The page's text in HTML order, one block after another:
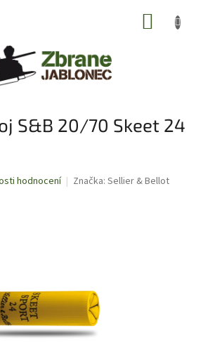
S&B 20/70 Skeet 24
hodnocení Značka: Sellier & Bellot